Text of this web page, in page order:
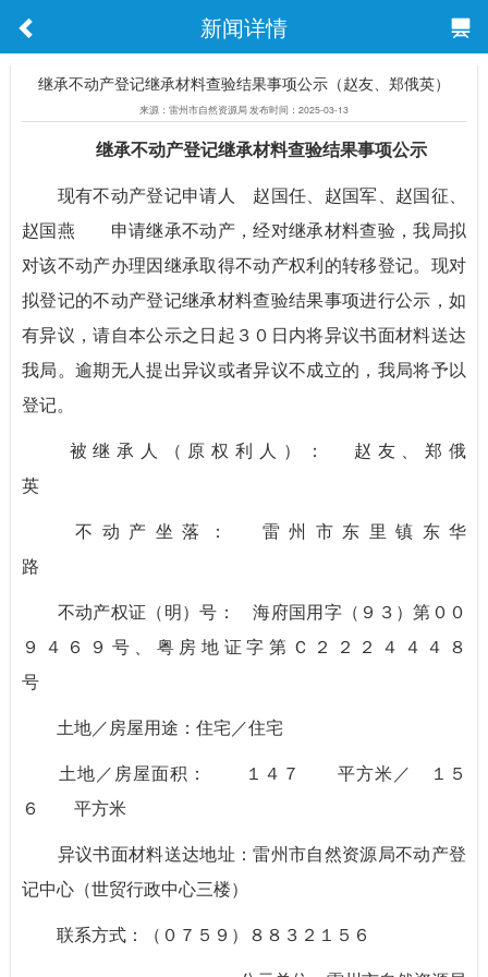
新闻详情
继承不动产登记继承材料查验结果事项公示（赵友、郑俄英）
来源：雷州市自然资源局 发布时间：2025-03-13
继承不动产登记继承材料查验结果事项公示
现有不动产登记申请人 赵国任、赵国军、赵国征、
赵国燕 申请继承不动产，经对继承材料查验，我局拟
对该不动产办理因继承取得不动产权利的转移登记。现对
拟登记的不动产登记继承材料查验结果事项进行公示，如
有异议，请自本公示之日起３０日内将异议书面材料送达
我局。逾期无人提出异议或者异议不成立的，我局将予以
登记。
被继承人（原权利人）： 赵友、郑俄
英
不动产坐落： 雷州市东里镇东华
路
不动产权证（明）号： 海府国用字（９３）第００
９４６９号、粤房地证字第Ｃ２２２４４４８
号
土地／房屋用途：住宅／住宅
土地／房屋面积： １４７ 平方米／ １５
６ 平方米
异议书面材料送达地址：雷州市自然资源局不动产登
记中心（世贸行政中心三楼）
联系方式：（０７５９）８８３２１５６